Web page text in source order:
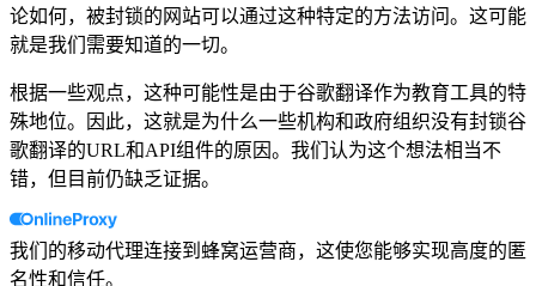
论如何，被封锁的网站可以通过这种特定的方法访问。这可能
就是我们需要知道的一切。
根据一些观点，这种可能性是由于谷歌翻译作为教育工具的特
殊地位。因此，这就是为什么一些机构和政府组织没有封锁谷
歌翻译的URL和API组件的原因。我们认为这个想法相当不
错，但目前仍缺乏证据。
我们的移动代理连接到蜂窝运营商，这使您能够实现高度的匿
名性和信任。